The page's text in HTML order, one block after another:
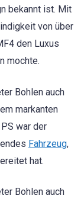
bekannt ist. Mit
von über
den Luxus
mochte.
Bohlen auch
markanten
war der
Fahrzeug,
hat.
Bohlen auch